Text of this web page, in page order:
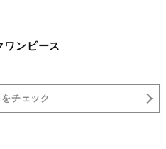
ンピース
チェック